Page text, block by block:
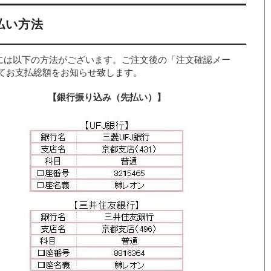
い方法
は以下の方法がございます。ご注文後の「注文確認メー
お支払総額をお知らせ致します。
【銀行振り込み（先払い）】